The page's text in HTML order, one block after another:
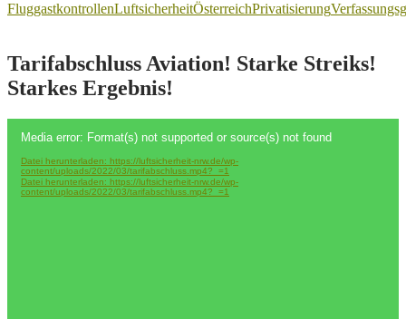
Kontrollen
Unternehmen
an
FluggastkontrollenLuftsicherheitÖsterreichPrivatisierung
Tarifabschluss Aviation! Starke Streiks!
Starkes Ergebnis!
Player
Media error: Format(s) not supported or source(s) not found
Datei herunterladen: https://luftsicherheit-nrw.de/wp-
content/uploads/2022/03/tarifabschluss.mp4?_=1
Datei herunterladen: https://luftsicherheit-nrw.de/wp-
content/uploads/2022/03/tarifabschluss.mp4?_=1